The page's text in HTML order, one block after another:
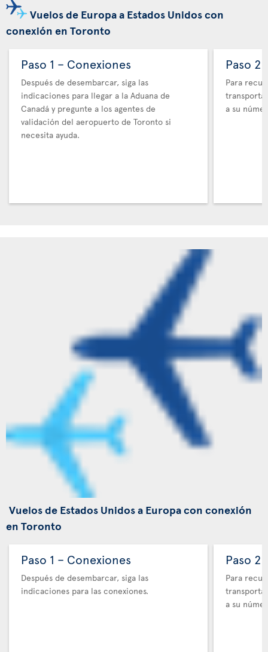
Vuelos de Europa a Estados Unidos con
conexión en Toronto
Paso 1 – Conexiones
Después de desembarcar, siga las
indicaciones para llegar a la Aduana de
Canadá y pregunte a los agentes de
validación del aeropuerto de Toronto si
necesita ayuda.
Paso 2
Para
a su
Vuelos de Estados Unidos a Europa con conexión
en Toronto
Paso 1 – Conexiones
Después de desembarcar, siga las
indicaciones para las conexiones.
Paso 2
Para
a su